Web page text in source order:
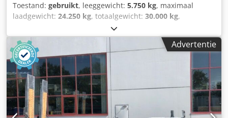
Toestand: gebruikt, leeggewicht: 5.750 kg, maximaal
laadgewicht: 24.250 kg, totaalgewicht: 30.000 kg,
, eerste registratie:
ophanging:staal, bandenmaten:235/75R17,5 141/140J,
kleur:overig , soort overbrenging:overig, voorbandmaat:
235/75R17,5 141/140J, achterbandmaat:
141/140J , bestuurderscabine: , emissieklasse:geen,
Uitrusting:ABS, luchtdrukrem
Drukfouten, vergissingen en wijzigingen voorbehouden,
voorbeeldfoto’s --, Meer gegevens onder: !, Meer details: !
Crsdszr Sgkopfx Aitsf
Advertentie